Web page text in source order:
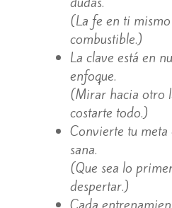
(La fe en ti mismo
combustible.)
La clave está en
enfoque.
(Mirar hacia otro
costarte todo.)
Convierte tu meta
sana.
(Que sea lo
despertar.)
Cada